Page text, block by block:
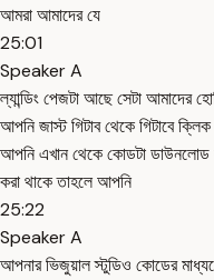
আমরা আমাদের যে
25:01
Speaker A
ল্যান্ডিং পেজটা আছে সেটা
আপনি জাস্ট গিটাব থেকে গিটাবে
আপনি এখান থেকে কোডটা ডাউনলোড
করা থাকে তাহলে আপনি
25:22
Speaker A
আপনার ভিজুয়াল স্টুডিও কোডের